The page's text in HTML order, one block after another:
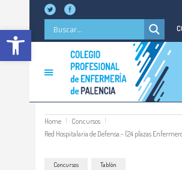
Abrir barra de herramientas
Home
Concursos
Red Hospitalaria de Defensa.- (24 plazas
Concursos Tablón